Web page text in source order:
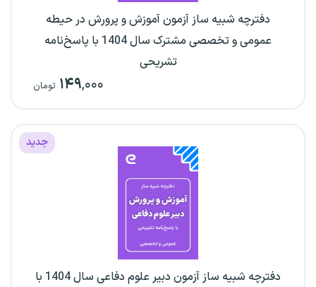
دفترچه شبیه ساز آزمون آموزش و پرورش در حیطه
عمومی و تخصصی مشترک سال 1404 با پاسخ‌نامه
تشریحی
۱۴۹,۰۰۰ تومان
جدید
دفترچه شبیه ساز آزمون دبیر علوم دفاعی سال 1404 با